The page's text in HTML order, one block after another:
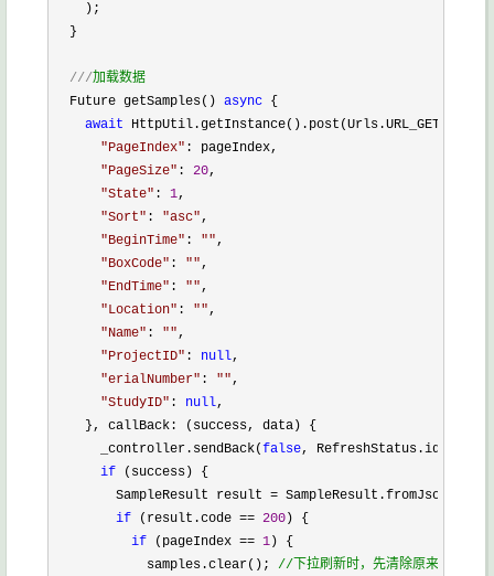
    );
  }
///加载数据
  Future getSamples()
async {
await
"PageIndex" : pageIndex,
"PageSize" : 20,
"State" : 1,
"Sort" : "asc",
"BeginTime" : "",
"BoxCode" : "",
"EndTime" : "",
"Location" : "",
"Name" : "",
"ProjectID" : null,
"erialNumber" : "",
"StudyID" : null,
    }, callBack: (success, data) {
      _controller.sendBack(
false, RefreshStatus.idle);
if (success) {
        SampleResult result
=
if (result.code == 200 ) {
if (pageIndex == 1 ) {
            samples.clear();
// 下拉刷新时，先清除原来的数据